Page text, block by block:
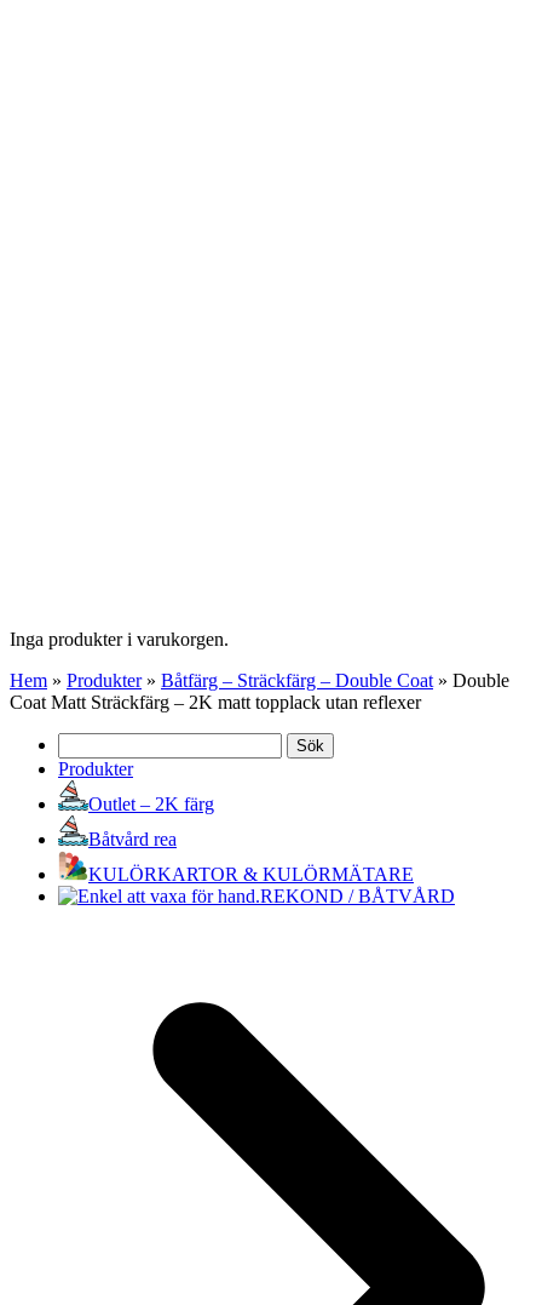
Inga produkter i varukorgen.
Hem » Produkter» Båtfärg – Sträckfärg – Double Coat » Double
Coat Matt Sträckfärg – 2K matt topplack utan reflexer
efter:
Produkter
Outlet – 2K färg
Båtvård rea
KULÖRKARTOR & KULÖRMÄTARE
REKOND / BÅTVÅRD